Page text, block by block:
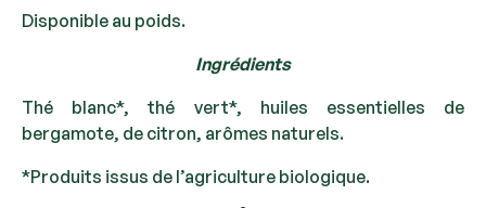
Disponible au poids.
Ingrédients
Thé blanc*, thé vert*, huiles essentielles de
bergamote, de citron, arômes naturels.
*Produits issus de l’agriculture biologique.